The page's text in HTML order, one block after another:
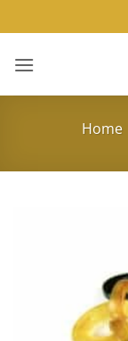
naar
inhoud
Home